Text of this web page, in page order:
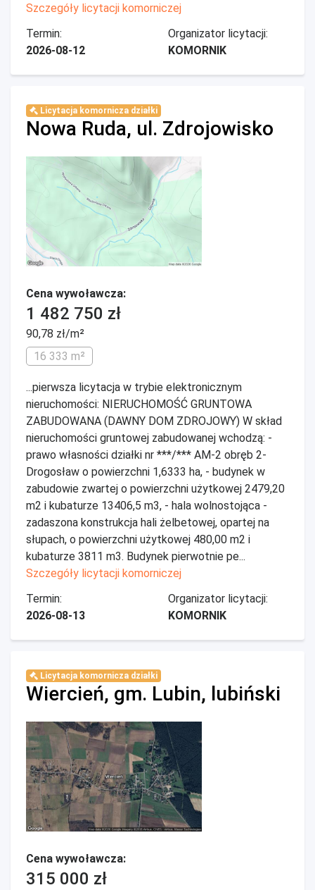
Szczegóły licytacji komorniczej
Termin:
2026-08-12
Organizator licytacji:
KOMORNIK
Licytacja komornicza działki
Nowa Ruda, ul. Zdrojowisko
Cena wywoławcza:
1 482 750 zł
90,78 zł/m²
16 333 m²
...pierwsza licytacja w trybie elektronicznym
nieruchomości: NIERUCHOMOŚĆ GRUNTOWA
ZABUDOWANA (DAWNY DOM ZDROJOWY) W skład
nieruchomości gruntowej zabudowanej wchodzą: -
prawo własności działki nr ***/*** AM-2 obręb 2-
Drogosław o powierzchni 1,6333 ha, - budynek w
zabudowie zwartej o powierzchni użytkowej 2479,20
m2 i kubaturze 13406,5 m3, - hala wolnostojąca -
zadaszona konstrukcja hali żelbetowej, opartej na
słupach, o powierzchni użytkowej 480,00 m2 i
kubaturze 3811 m3. Budynek pierwotnie pe...
Szczegóły licytacji komorniczej
Termin:
2026-08-13
Organizator licytacji:
KOMORNIK
Licytacja komornicza działki
Wiercień, gm. Lubin, lubiński
Cena wywoławcza:
315 000 zł